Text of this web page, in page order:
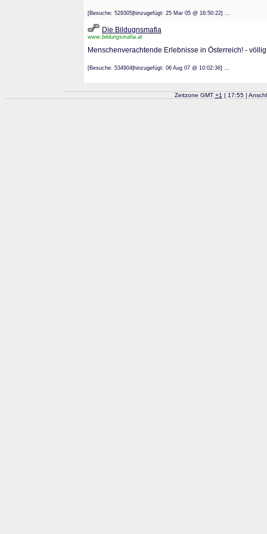
[Besuche: 529305|hinzugefügt: 25 Mar 05 @ 16:50:22] ...
Die Bildugnsmafia
www.bildungsmafia.at
Menschenverachtende Erlebnisse in Österreich! -
[Besuche: 534904|hinzugefügt: 06 Aug 07 @ 10:02:36] ...
Zeitzone GMT +1 | 17:55 |